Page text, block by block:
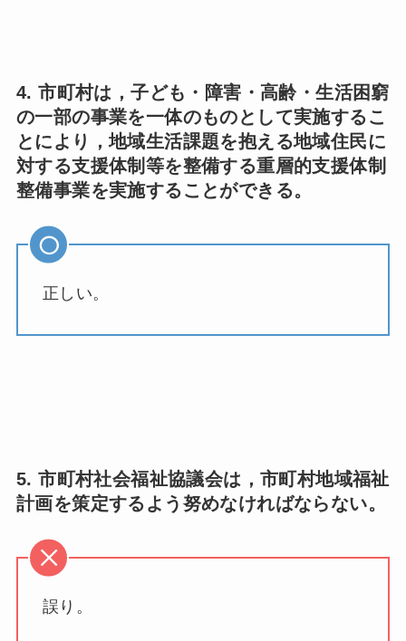
4. 市町村は，子ども・障害・高齢・生活困窮
の一部の事業を一体のものとして実施するこ
とにより，地域生活課題を抱える地域住民に
対する支援体制等を整備する重層的支援体制
整備事業を実施することができる。
正しい。
5. 市町村社会福祉協議会は，市町村地域福祉
計画を策定するよう努めなければならない。
誤り。